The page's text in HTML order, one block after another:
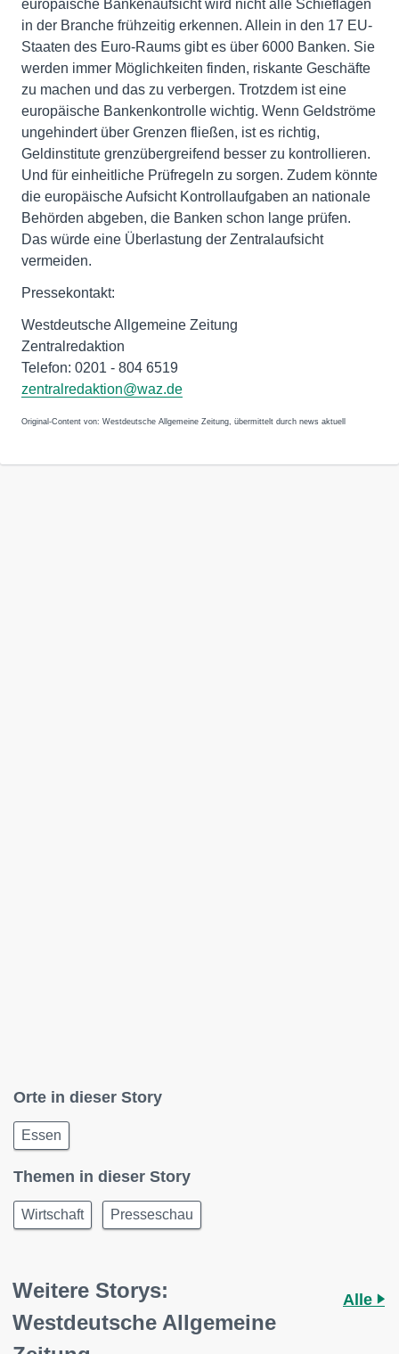
europäische Bankenaufsicht wird nicht alle Schieflagen
in der Branche frühzeitig erkennen. Allein in den 17 EU-
Staaten des Euro-Raums gibt es über 6000 Banken. Sie
werden immer Möglichkeiten finden, riskante Geschäfte
zu machen und das zu verbergen. Trotzdem ist eine
europäische Bankenkontrolle wichtig. Wenn Geldströme
ungehindert über Grenzen fließen, ist es richtig,
Geldinstitute grenzübergreifend besser zu kontrollieren.
Und für einheitliche Prüfregeln zu sorgen. Zudem könnte
die europäische Aufsicht Kontrollaufgaben an nationale
Behörden abgeben, die Banken schon lange prüfen.
Das würde eine Überlastung der Zentralaufsicht
vermeiden.
Pressekontakt:
Westdeutsche Allgemeine Zeitung
Zentralredaktion
Telefon: 0201 - 804 6519
zentralredaktion@waz.de
Original-Content von: Westdeutsche Allgemeine Zeitung, übermittelt durch news aktuell
Orte in dieser Story
Essen
Themen in dieser Story
Wirtschaft Presseschau
Weitere Storys:
Westdeutsche Allgemeine
Alle